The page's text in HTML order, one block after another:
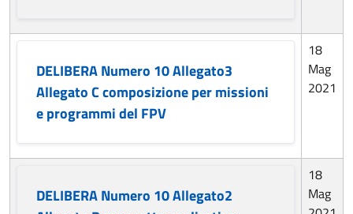
DELIBERA Numero 10 Allegato3
Allegato C composizione per missioni
e programmi del FPV
18
Mag
2021
DELIBERA Numero 10 Allegato2
18
Mag